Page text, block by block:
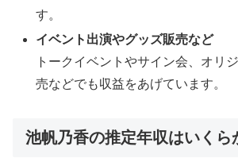
す。
イベント出演やグッズ販売など
トークイベントやサイン会、オリ
売などでも収益をあげています。
池帆乃香の推定年収はいくら